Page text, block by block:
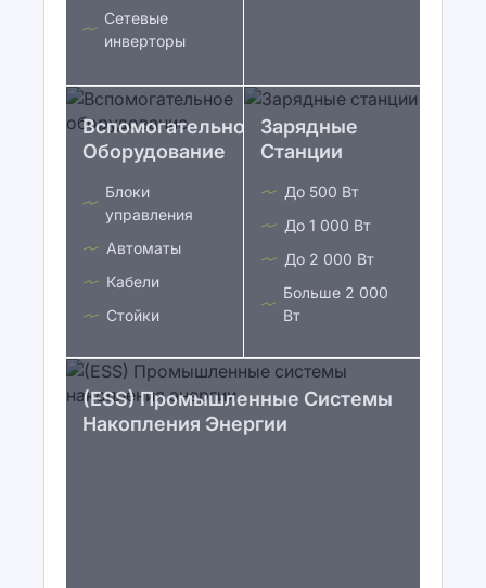
Сетевые
инверторы
Вспомогательное
Оборудование
Блоки
управления
Автоматы
Кабели
Стойки
Зарядные
Станции
До 500 Вт
До 1 000 Вт
До 2 000 Вт
Больше 2 000
Вт
(ESS) Промышленные Системы
Накопления Энергии